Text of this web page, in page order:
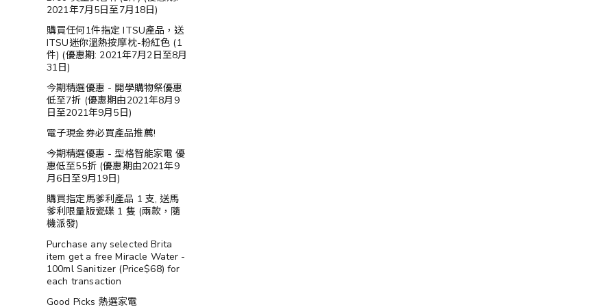
2021年7月5日至7月18日)
購買任何1件指定 ITSU產品，送
ITSU迷你溫熱按摩枕-粉紅色 (1
件) (優惠期: 2021年7月2日至8月
31日)
今期精選優惠 - 開學購物祭優惠
低至7折 (優惠期由2021年8月9
日至2021年9月5日)
電子現金券必買產品推薦!
今期精選優惠 - 型格智能家電 優
惠低至55折 (優惠期由2021年9
月6日至9月19日)
購買指定馬爹利產品 1 支, 送馬
爹利限量版瓷碟 1 隻 (兩款，隨
機派發)
Purchase any selected Brita
item get a free Miracle Water -
100ml Sanitizer (Price$68) for
each transaction
Good Picks 熱選家電